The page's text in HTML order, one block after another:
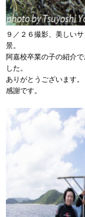
９／２６撮影、美しい
景。
阿嘉校卒業の子の紹介
した。
ありがとうございます。
感謝です。